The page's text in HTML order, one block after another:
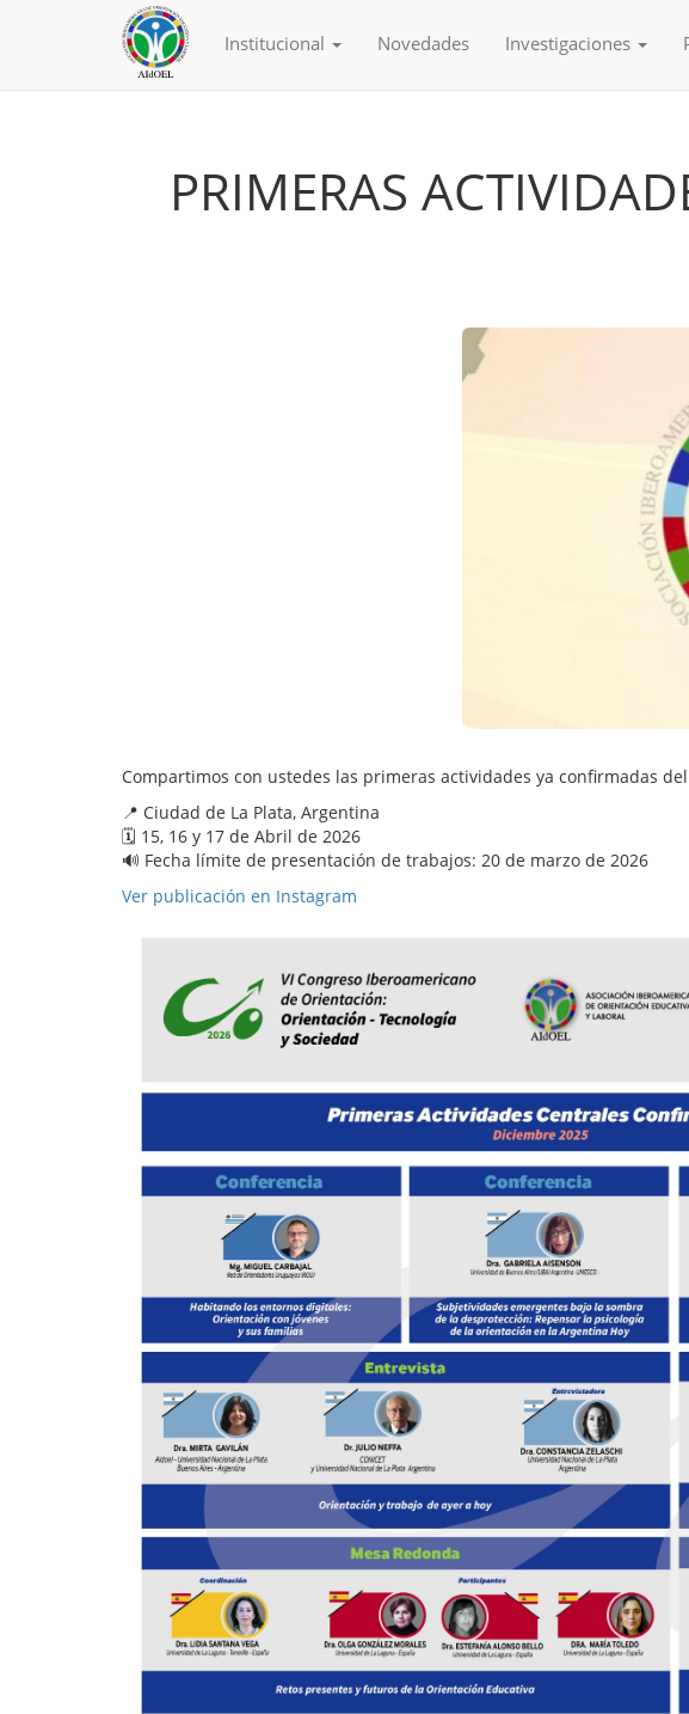
Institucional Novedades Investigaciones
PRIMERAS
Compartimos con ustedes las primeras actividades ya confirmadas
📍 Ciudad de La Plata, Argentina
🗓 15, 16 y 17 de Abril de 2026
🔊 Fecha límite de presentación de trabajos: 20 de marzo de 2026
Ver publicación en Instagram